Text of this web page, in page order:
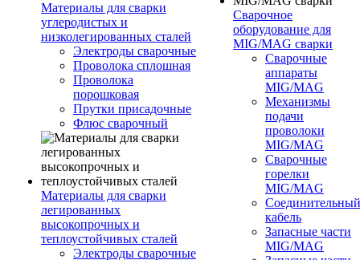
Материалы для сварки
углеродистых и
низколегированных сталей
Электроды сварочные
Проволока сплошная
Проволока
порошковая
Прутки присадочные
Флюс сварочный
Материалы для сварки
легированных
высокопрочных и
теплоустойчивых сталей
Электроды сварочные
Сварочное
оборудование для
MIG/MAG сварки
Сварочные
аппараты
MIG/MAG
Механизмы
подачи
проволоки
MIG/MAG
Сварочные
горелки
MIG/MAG
Соединительный
кабель
Запасные части
MIG/MAG